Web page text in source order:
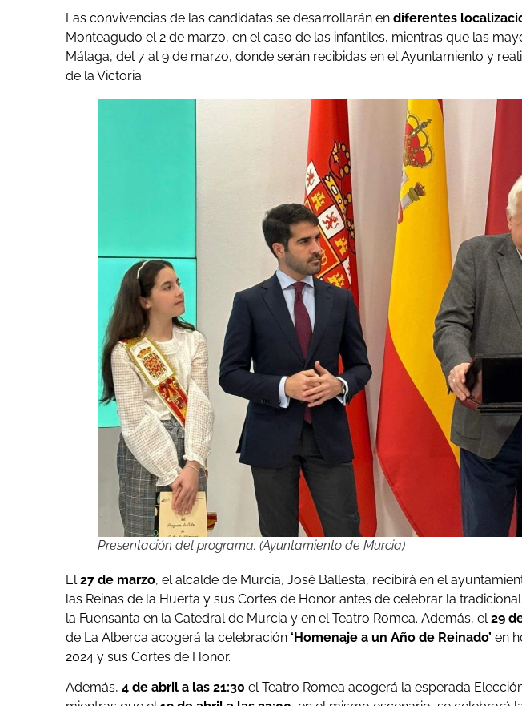
Las convivencias de las candidatas se desarrollarán en diferentes
Monteagudo el 2 de marzo, en el caso de las infantiles, mientras que las
Málaga, del 7 al 9 de marzo, donde serán recibidas en el Ayuntamiento y
de la Victoria.
Presentación del programa. (Ayuntamiento de Murcia)
El 27 de marzo, el alcalde de Murcia, José Ballesta, recibirá en el
las Reinas de la Huerta y sus Cortes de Honor antes de celebrar la
la Fuensanta en la Catedral de Murcia y en el Teatro Romea. Además, el 29
de La Alberca acogerá la celebración ‘Homenaje a un Año de Reinado’ en
2024 y sus Cortes de Honor.
Además, 4 de abril a las 21:30 el Teatro Romea acogerá la esperada